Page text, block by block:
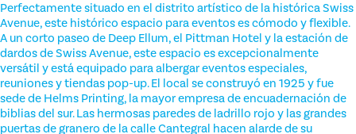
Perfectamente situado en el distrito artístico de la histórica Swiss
Avenue, este histórico espacio para eventos es cómodo y flexible.
A un corto paseo de Deep Ellum, el Pittman Hotel y la estación de
dardos de Swiss Avenue, este espacio es excepcionalmente
versátil y está equipado para albergar eventos especiales,
reuniones y tiendas pop-up. El local se construyó en 1925 y fue
sede de Helms Printing, la mayor empresa de encuadernación de
biblias del sur. Las hermosas paredes de ladrillo rojo y las grandes
puertas de granero de la calle Cantegral hacen alarde de su